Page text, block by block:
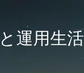
運用生